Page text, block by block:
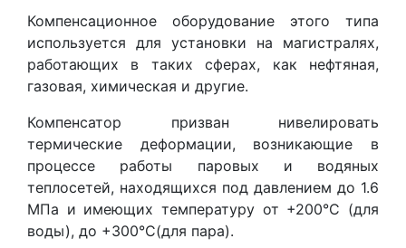
Компенсационное оборудование этого типа
используется для установки на магистралях,
работающих в таких сферах, как нефтяная,
газовая, химическая и другие.
Компенсатор призван нивелировать
термические деформации, возникающие в
процессе работы паровых и водяных
теплосетей, находящихся под давлением до 1.6
МПа и имеющих температуру от +200°С (для
воды), до +300°С(для пара).